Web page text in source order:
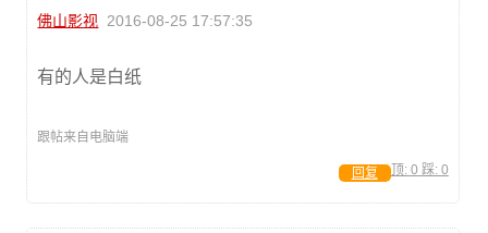
佛山影视 2016-08-25 17:57:35
有的人是白纸
跟帖来自电脑端
顶: 0 踩: 0
回复